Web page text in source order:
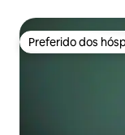
Preferido dos
Preferido dos